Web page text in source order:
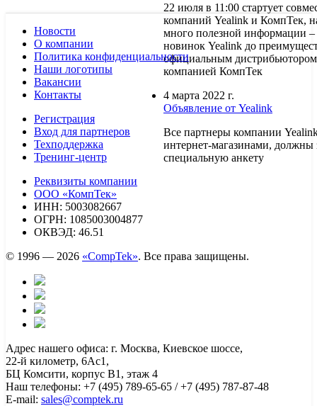
22 июля в 11:00 стартует
компаний Yealink и КомпТек,
много полезной информации
новинок Yealink до
официальным
компанией КомпТек
4 марта 2022 г.
Объявление от Yealink
Все партнеры компании
интернет-магазинами, должны
специальную анкету
Новости
О компании
Политика конфиденциальности
Наши логотипы
Вакансии
Контакты
Регистрация
Вход для партнеров
Техподдержка
Тренинг-центр
Реквизиты компании
ООО «КомпТек»
ИНН: 5003082667
ОГРН: 1085003004877
ОКВЭД: 46.51
© 1996 — 2026 «CompTek». Все права защищены.
Адрес нашего офиса: г. Москва, Киевское шоссе,
22-й километр, 6Ас1,
БЦ Комсити, корпус B1, этаж 4
Наш телефоны: +7 (495) 789-65-65 / +7 (495) 787-87-48
E-mail: sales@comptek.ru